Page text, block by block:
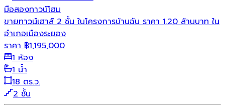
มือสองทาวน์โฮม
ขายทาวน์เฮาส์ 2 ชั้น ในโครงการบ้านฉัน ราคา 1.20 ล้านบาท ใน
อำเภอเมืองระยอง
ราคา ฿1,195,000
1 ห้อง
1 น้ำ
18 ตร.ว.
2 ชั้น